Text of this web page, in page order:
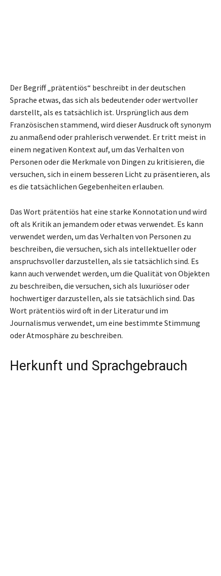
Der Begriff „prätentiös“ beschreibt in der deutschen
Sprache etwas, das sich als bedeutender oder wertvoller
darstellt, als es tatsächlich ist. Ursprünglich aus dem
Französischen stammend, wird dieser Ausdruck oft synonym
zu anmaßend oder prahlerisch verwendet. Er tritt meist in
einem negativen Kontext auf, um das Verhalten von
Personen oder die Merkmale von Dingen zu kritisieren, die
versuchen, sich in einem besseren Licht zu präsentieren, als
es die tatsächlichen Gegebenheiten erlauben.
Das Wort prätentiös hat eine starke Konnotation und wird
oft als Kritik an jemandem oder etwas verwendet. Es kann
verwendet werden, um das Verhalten von Personen zu
beschreiben, die versuchen, sich als intellektueller oder
anspruchsvoller darzustellen, als sie tatsächlich sind. Es
kann auch verwendet werden, um die Qualität von Objekten
zu beschreiben, die versuchen, sich als luxuriöser oder
hochwertiger darzustellen, als sie tatsächlich sind. Das
Wort prätentiös wird oft in der Literatur und im
Journalismus verwendet, um eine bestimmte Stimmung
oder Atmosphäre zu beschreiben.
Herkunft und Sprachgebrauch